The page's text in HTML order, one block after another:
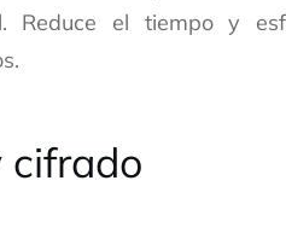
Reduce el tiempo y
cifrado